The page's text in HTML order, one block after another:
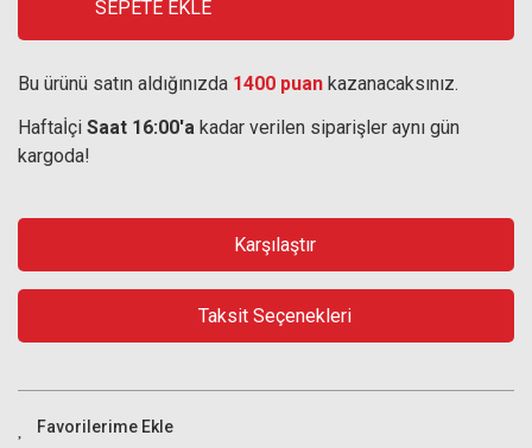
SEPETE EKLE
Bu ürünü satın aldığınızda 1400 puan kazanacaksınız.
Haftaİçi Saat 16:00'a kadar verilen siparişler aynı gün
kargoda!
Karşılaştır
Taksit Seçenekleri